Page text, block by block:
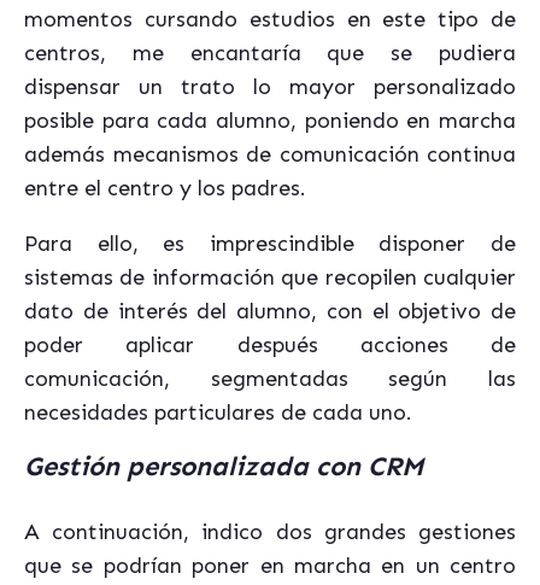
momentos cursando estudios en este tipo de
centros, me encantaría que se pudiera
dispensar un trato lo mayor personalizado
posible para cada alumno, poniendo en marcha
además mecanismos de comunicación continua
entre el centro y los padres.
Para ello, es imprescindible disponer de
sistemas de información que recopilen cualquier
dato de interés del alumno, con el objetivo de
poder aplicar después acciones de
comunicación, segmentadas según las
necesidades particulares de cada uno.
Gestión personalizada con CRM
A continuación, indico dos grandes gestiones
que se podrían poner en marcha en un centro